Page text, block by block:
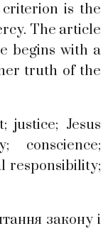
is the
The article
begins with a
truth of the
justice; Jesus
conscience;
responsibility;
закону і